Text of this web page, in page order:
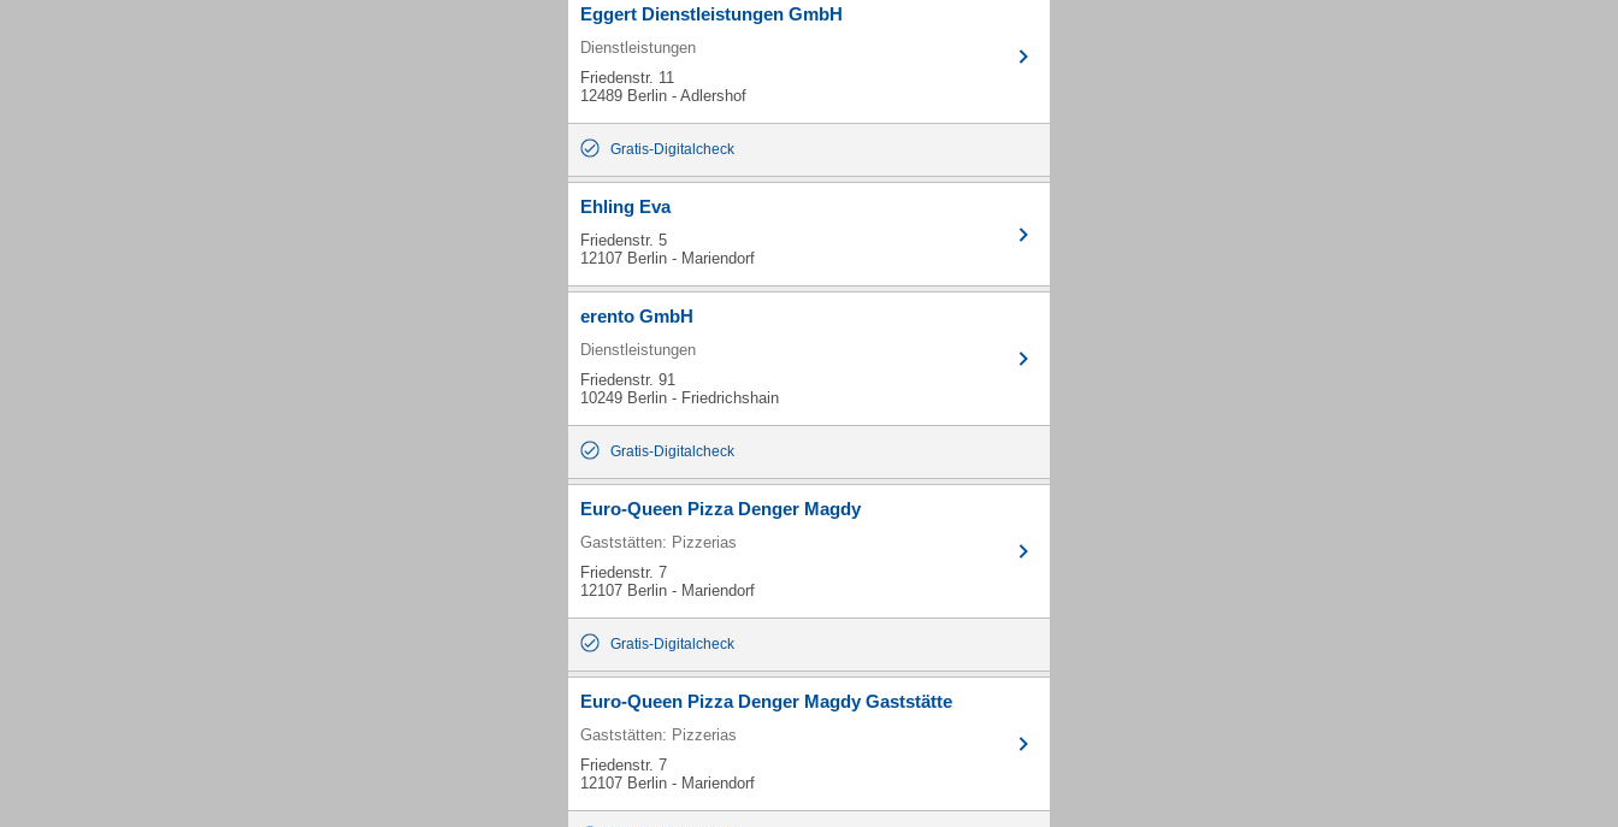
Eggert Dienstleistungen GmbH
Dienstleistungen
Friedenstr. 11
12489 Berlin - Adlershof
Gratis-Digitalcheck
Ehling Eva
Friedenstr. 5
12107 Berlin - Mariendorf
erento GmbH
Dienstleistungen
Friedenstr. 91
10249 Berlin - Friedrichshain
Gratis-Digitalcheck
Euro-Queen Pizza Denger Magdy
Gaststätten: Pizzerias
Friedenstr. 7
12107 Berlin - Mariendorf
Gratis-Digitalcheck
Euro-Queen Pizza Denger Magdy Gaststätte
Gaststätten: Pizzerias
Friedenstr. 7
12107 Berlin - Mariendorf